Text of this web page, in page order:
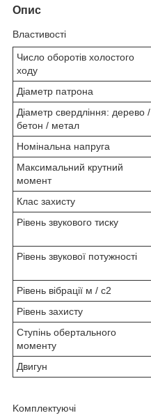
Опис
Властивості
Число оборотів холостого
ходу
Діаметр патрона
Діаметр свердління: дерево /
бетон / метал
Номінальна напруга
Максимальний крутний
момент
Клас захисту
Рівень звукового тиску
Рівень звукової потужності
Рівень вібрації м / с2
Рівень захисту
Ступінь обертального
моменту
Двигун
Kомплектуючі